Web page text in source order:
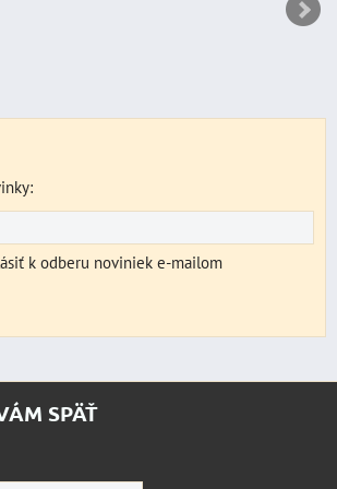
k odberu noviniek e-mailom
SPÄŤ